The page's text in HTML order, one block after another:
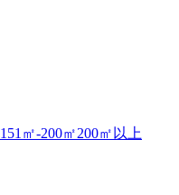
151㎡-200㎡200㎡以上